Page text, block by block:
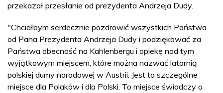
przekazał przesłanie od prezydenta Andrzeja Dudy.
"Chciałbym serdecznie pozdrowić wszystkich Państwa
od Pana Prezydenta Andrzeja Dudy i podziękować za
Państwa obecność na Kahlenbergu i opiekę nad tym
wyjątkowym miejscem, które można nazwać latarnią
polskiej dumy narodowej w Austrii. Jest to szczególne
miejsce dla Polaków i dla Polski. To miejsce świadczy o